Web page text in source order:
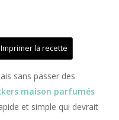
la recette
sans passer des
maison parfumés
et simple qui devrait